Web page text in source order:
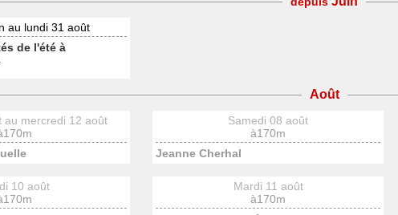
au lundi 31 août
de l'été à
Août
au mercredi 12 août
Samedi 08 août
à170m
Jeanne Cherhal
10 août
Mardi 11 août
à170m